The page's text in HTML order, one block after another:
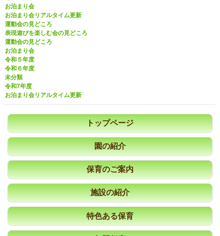
お泊まり会
お泊まり会リアルタイム更新
運動会の見どころ
表現遊びを楽しむ会の見どころ
運動会の見どころ
お泊まり会
令和５年度
令和６年度
未分類
令和7年度
お泊まり会リアルタイム更新
トップページ
園の紹介
保育のご案内
施設の紹介
特色ある保育